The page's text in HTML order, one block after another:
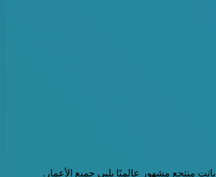
منتجع مشهور عالميًا يلبي جميع الأعمار.